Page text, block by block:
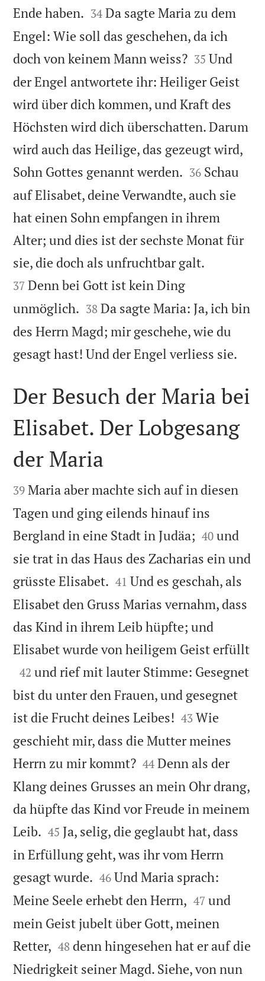
Ende haben. 

34 Da sagte Maria zu dem
Engel: Wie soll das geschehen, da ich
doch von keinem Mann weiss?
35 Und
der Engel antwortete ihr: Heiliger Geist
wird über dich kommen, und Kraft des
Höchsten wird dich überschatten. Darum
wird auch das Heilige, das gezeugt wird,
Sohn Gottes genannt werden. 

36 Schau
auf Elisabet, deine Verwandte, auch sie
hat einen Sohn empfangen in ihrem
Alter; und dies ist der sechste Monat für
sie, die doch als unfruchtbar galt.
37 Denn bei Gott ist kein Ding
unmöglich. 

38 Da sagte Maria: Ja, ich bin
des Herrn Magd; mir geschehe, wie du
gesagt hast! Und der Engel verliess sie.

Der Besuch der Maria bei
Elisabet. Der Lobgesang
der Maria

39 Maria aber machte sich auf in diesen
Tagen und ging eilends hinauf ins
Bergland in eine Stadt in Judäa; 

40 und
sie trat in das Haus des Zacharias ein und
grüsste Elisabet. 

41 Und es geschah, als
Elisabet den Gruss Marias vernahm, dass
das Kind in ihrem Leib hüpfte; und
Elisabet wurde von heiligem Geist erfüllt

42 und rief mit lauter Stimme: Gesegnet
bist du unter den Frauen, und gesegnet
ist die Frucht deines Leibes! 

43 Wie
geschieht mir, dass die Mutter meines
Herrn zu mir kommt?
44 Denn als der
Klang deines Grusses an mein Ohr drang,
da hüpfte das Kind vor Freude in meinem
Leib. 

45 Ja, selig, die geglaubt hat, dass
in Erfüllung geht, was ihr vom Herrn
gesagt wurde. 

46 Und Maria sprach:
Meine Seele erhebt den Herrn, 

47 und
mein Geist jubelt über Gott, meinen
Retter, 

48 denn hingesehen hat er auf die
Niedrigkeit seiner Magd. Siehe, von nun